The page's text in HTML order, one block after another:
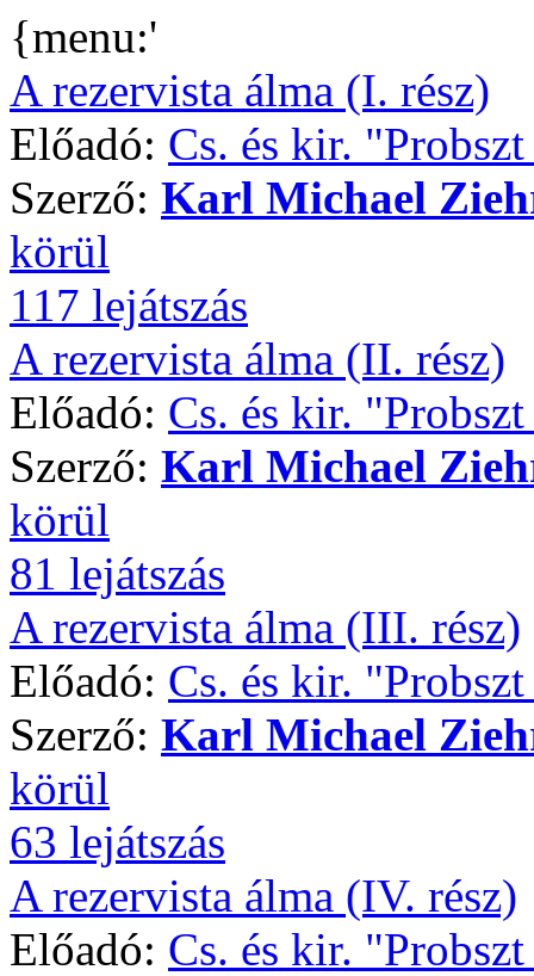
{menu:'
A rezervista álma (I. rész)
Előadó: Cs. és kir.
Szerző: Karl Michael
körül
117 lejátszás
A rezervista álma (II. rész)
Előadó: Cs. és kir.
Szerző: Karl Michael
körül
81 lejátszás
A rezervista álma (III. rész)
Előadó: Cs. és kir.
Szerző: Karl Michael
körül
63 lejátszás
A rezervista álma (IV. rész)
Előadó: Cs. és kir.